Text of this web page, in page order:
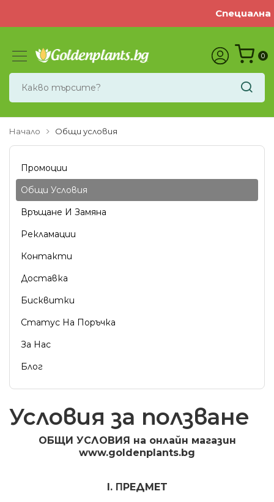
Специална
0
Начало Общи условия
Промоции
Общи Условия
Връщане И Замяна
Рекламации
Контакти
Доставка
Бисквитки
Статус На Поръчка
За Нас
Блог
Условия за ползване
OБЩИ УCЛOBИЯ на oнлaйн мaгaзин
www.goldenplants.bg
І. ΠPEДMET